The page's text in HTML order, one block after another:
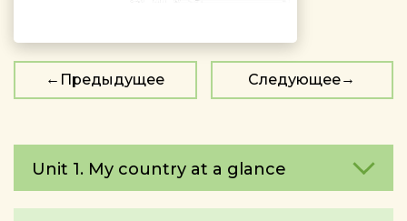
Предыдущее Следующее
Unit 1. My country at a glance